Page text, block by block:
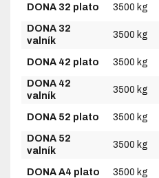
DONA 32 plato 3500 kg
DONA 32
valník
3500 kg
DONA 42 plato 3500 kg
DONA 42
valník
3500 kg
DONA 52 plato 3500 kg
DONA 52
valník
3500 kg
DONA A4 plato 3500 kg